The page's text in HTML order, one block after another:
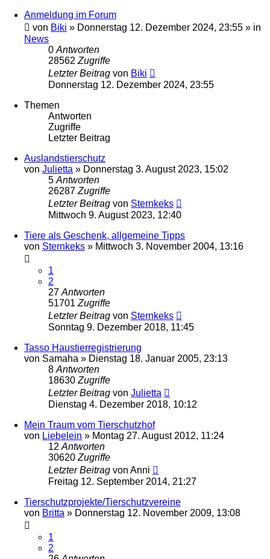
Anmeldung im Forum
von Biki » Donnerstag 12. Dezember 2024, 23:55 » in
News
0 Antworten
28562 Zugriffe
Letzter Beitrag von Biki
Donnerstag 12. Dezember 2024, 23:55
Themen
Antworten
Zugriffe
Letzter Beitrag
Auslandstierschutz
von Julietta » Donnerstag 3. August 2023, 15:02
5 Antworten
26287 Zugriffe
Letzter Beitrag von Sternkeks
Mittwoch 9. August 2023, 12:40
Tiere als Geschenk, allgemeine Tipps
von Sternkeks » Mittwoch 3. November 2004, 13:16
1
2
27 Antworten
51701 Zugriffe
Letzter Beitrag von Sternkeks
Sonntag 9. Dezember 2018, 11:45
Tasso Haustierregistrierung
von Samaha » Dienstag 18. Januar 2005, 23:13
8 Antworten
18630 Zugriffe
Letzter Beitrag von Julietta
Dienstag 4. Dezember 2018, 10:12
Mein Traum vom Tierschutzhof
von Liebelein » Montag 27. August 2012, 11:24
12 Antworten
30620 Zugriffe
Letzter Beitrag von Anni
Freitag 12. September 2014, 21:27
Tierschutzprojekte/Tierschutzvereine
von Britta » Donnerstag 12. November 2009, 13:08
1
2